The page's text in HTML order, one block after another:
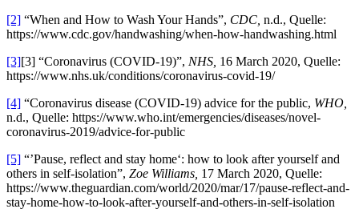
[2] “When and How to Wash Your Hands”, CDC, n.d., Quelle:
https://www.cdc.gov/handwashing/when-how-handwashing.html
[3][3] “Coronavirus (COVID-19)”, NHS, 16 March 2020, Quelle:
https://www.nhs.uk/conditions/coronavirus-covid-19/
[4] “Coronavirus disease (COVID-19) advice for the public, WHO,
n.d., Quelle: https://www.who.int/emergencies/diseases/novel-
coronavirus-2019/advice-for-public
[5] “’Pause, reflect and stay home‘: how to look after yourself and
others in self-isolation”, Zoe Williams, 17 March 2020, Quelle:
https://www.theguardian.com/world/2020/mar/17/pause-reflect-and-
stay-home-how-to-look-after-yourself-and-others-in-self-isolation